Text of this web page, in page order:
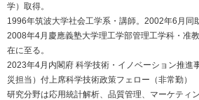
学）取得。
1996年筑波大学社会工学系・講師。2002年6月同
2008年4月慶應義塾大学理工学部管理工学科・准
在に至る。
2023年4月内閣府 科学技術・イノベーション推進
災担当）付上席科学技術政策フェロー（非常勤）
研究分野は応用統計解析、品質管理、マーケティン